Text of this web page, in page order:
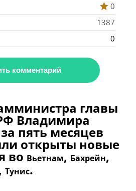
0
1387
0
комментарий
главы
Владимира
пять месяцев
открыты новые
во Вьетнам, Бахрейн,
Тунис.